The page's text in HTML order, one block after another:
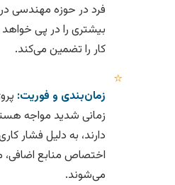
فرد در حوزه مهندسی
بیشتری را در پی
کار را تضمین می‌کند.
⭐
زمان‌بندی و فوریت:
زمانی شدید مواجه
دارند، به دلیل فشار
اختصاص منابع اضافی،
می‌شوند.